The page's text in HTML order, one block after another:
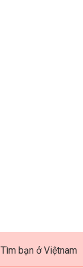
Tìm bạn ở Việtnam